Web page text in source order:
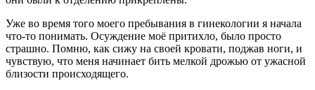
Уже во время того моего пребывания в гинекологии я начала
что-то понимать. Осуждение моё притихло, было просто
страшно. Помню, как сижу на своей кровати, поджав ноги, и
чувствую, что меня начинает бить мелкой дрожью от ужасной
близости происходящего.